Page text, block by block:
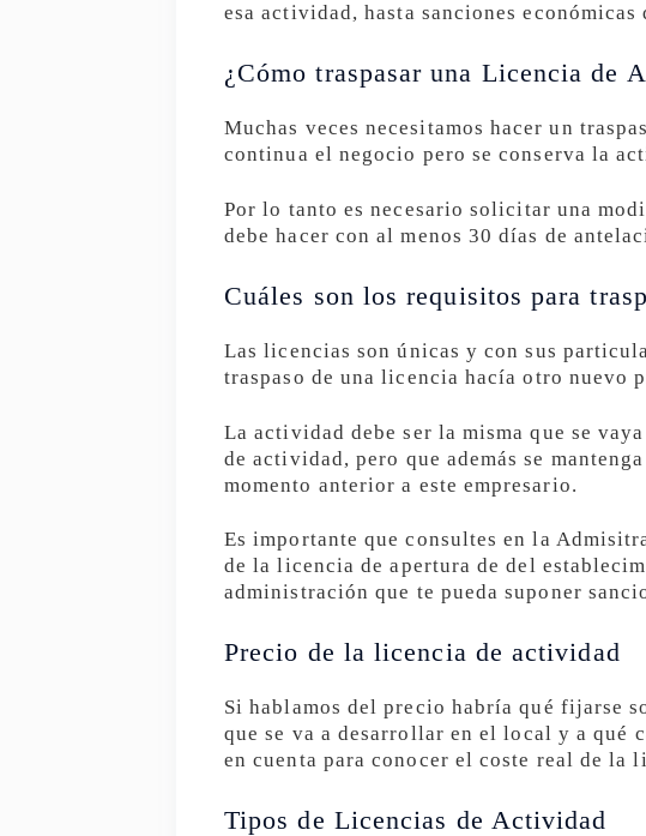
esa actividad, hasta sanciones
¿Cómo traspasar una Licencia de
Muchas veces necesitamos hacer un
continua el negocio pero se conserva la
Por lo tanto es necesario solicitar una
debe hacer con al menos 30 días de
Cuáles son los requisitos para
Las licencias son únicas y con sus
traspaso de una licencia hacía otro nuevo
La actividad debe ser la misma que se
de actividad, pero que además se
momento anterior a este empresario.
Es importante que consultes en la
de la licencia de apertura de del
administración que te pueda suponer
Precio de la licencia de actividad
Si hablamos del precio habría qué fijarse
que se va a desarrollar en el local y a qué
en cuenta para conocer el coste real de la
Tipos de Licencias de Actividad